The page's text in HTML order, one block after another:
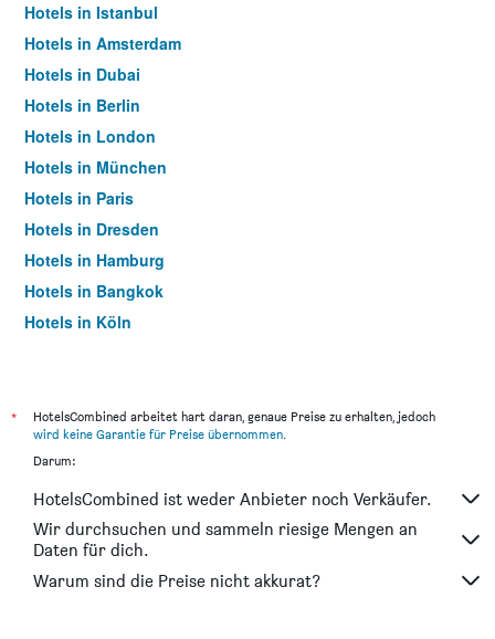
Hotels in Istanbul
Hotels in Amsterdam
Hotels in Dubai
Hotels in Berlin
Hotels in London
Hotels in München
Hotels in Paris
Hotels in Dresden
Hotels in Hamburg
Hotels in Bangkok
Hotels in Köln
*
HotelsCombined arbeitet hart daran, genaue Preise zu erhalten, jedoch
wird keine Garantie für Preise übernommen.
Darum:
HotelsCombined ist weder Anbieter noch Verkäufer.
Wir durchsuchen und sammeln riesige Mengen an
Daten für dich.
Warum sind die Preise nicht akkurat?